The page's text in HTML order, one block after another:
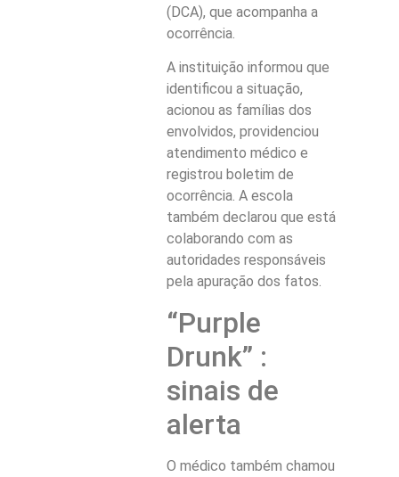
(DCA), que acompanha a
ocorrência.
A instituição informou que
identificou a situação,
acionou as famílias dos
envolvidos, providenciou
atendimento médico e
registrou boletim de
ocorrência. A escola
também declarou que está
colaborando com as
autoridades responsáveis
pela apuração dos fatos.
“Purple
Drunk” :
sinais de
alerta
O médico também chamou